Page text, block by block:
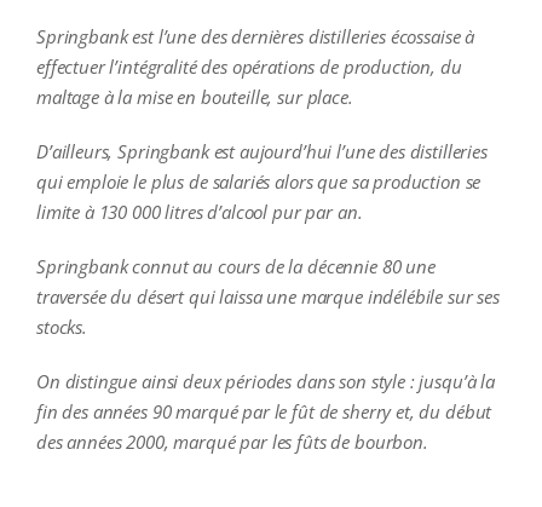
Springbank est l’une des dernières distilleries écossaise à
effectuer l’intégralité des opérations de production, du
maltage à la mise en bouteille, sur place.
D’ailleurs, Springbank est aujourd’hui l’une des distilleries
qui emploie le plus de salariés alors que sa production se
limite à 130 000 litres d’alcool pur par an.
Springbank connut au cours de la décennie 80 une
traversée du désert qui laissa une marque indélébile sur ses
stocks.
On distingue ainsi deux périodes dans son style : jusqu’à la
fin des années 90 marqué par le fût de sherry et, du début
des années 2000, marqué par les fûts de bourbon.